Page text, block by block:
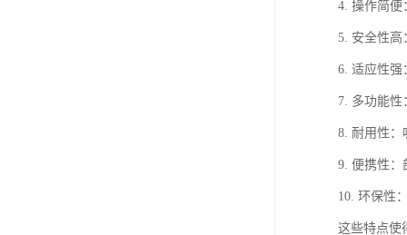
4. 操作简便
5. 安全性高
6. 适应性强
7. 多功能
8. 耐用性：
9. 便携性：
10. 环保性
这些特点使